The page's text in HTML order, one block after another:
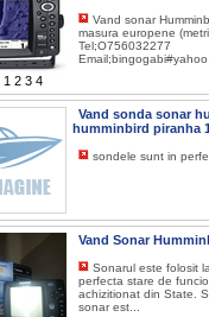
1 2 3 4
Vand sonar
masura europene
Tel;O756032277
Vand sonda sonar
humminbird piranha
sondele sunt in
Vand Sonar
Sonarul este folosit
perfecta stare de
achizitionat din State.
sonar est...